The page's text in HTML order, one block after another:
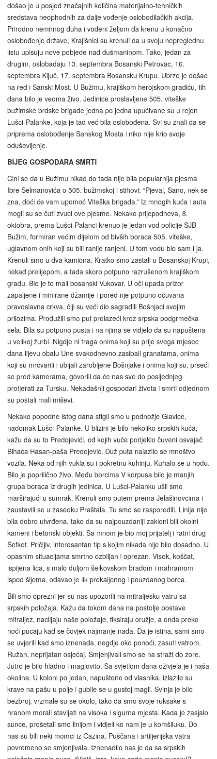
došao je u posjed značajnih količina materijalno-tehničkih
sredstava neophodnih za dalje vođenje oslobodilačkih akcija.
Prirodno nemirnog duha i vođeni željom da krenu u konačno
oslobođenje države, Krajišnici su krenuli da u svoju nepreglednu
listu upisuju nove pobjede nad dušmaninom. Tako, jedan za
drugim, oslobađaju 13. septembra Bosanski Petrovac, 16.
septembra Ključ, 17. septembra Bosansku Krupu. Ubrzo je došao
na red i Sanski Most. U Bužimu, krajiškom herojskom gradiću, tih
dana bilo je veoma živo. Jedinice proslavljene 505. viteške
bužimske brdske brigade jedna po jedna upućivane su u rejon
Lušci-Palanke, koja je tad već bila oslobođena. Svi su znali da se
priprema oslobođenje Sanskog Mosta i niko nije krio svoje
oduševljenje.
BIJEG GOSPODARA SMRTI
Čini se da u Bužimu nikad do tada nije bila popularnija pjesma
Ibre Selmanovića o 505. bužimskoj i stihovi: “Pjevaj, Sano, nek se
zna, doći će vam upomoć Viteška brigada.” Iz mnogih kuća i auta
mogli su se čuti zvuci ove pjesme. Nekako prijepodneva, 8.
oktobra, prema Lušci‑Palanci krenuo je jedan vod policije SJB
Bužim, formiran većim dijelom od bivših boraca 505. viteške,
uglavnom onih koji su bili ranije ranjeni. U tom vodu bio sam i ja.
Krenuli smo u dva kamiona. Kratko smo zastali u Bosanskoj Krupi,
nekad prelijepom, a tada skoro potpuno razrušenom krajiškom
gradu. Bio je to mali bosanski Vukovar. U oči upada prizor
zapaljene i minirane džamije i pored nje potpuno očuvana
pravoslavna crkva, čiji su veći dio sagradili Bošnjaci svojim
prilozima. Produžili smo put prolazeći kroz srpska podgrmečka
sela. Bila su potpuno pusta i na njima se vidjelo da su napuštena
u velikoj žurbi. Nigdje ni traga onima koji su prije svega mjesec
dana lijevu obalu Une svakodnevno zasipali granatama, onima
koji su mrcvarili i ubijali zarobljene Bošnjake i onima koji su, prseći
se pred kamerama, govorili da će nas sve do posljednjeg
protjerati za Tursku. Nekadašnji gospodari života i smrti odjednom
su postali mali miševi.
Nekako popodne istog dana stigli smo u podnožje Glavice,
nadomak Lušci-Palanke. U blizini je bilo nekoliko srpskih kuća,
kažu da su to Predojevići, od kojih vuče porijeklo čuveni osvajač
Bihaća Hasan-paša Predojević. Duž puta nalazilo se mnoštvo
vozila. Neka od njih vukla su i pokretnu kuhinju. Kuhalo se u hodu.
Bilo je poprilično živo. Među borcima V korpusa bilo je manjih
grupa boraca iz drugih jedinica. U Lušci-Palanku ušli smo
marširajući u sumrak. Krenuli smo putem prema Jelašinovcima i
zaustavili se u zaseoku Praštala. Tu smo se rasporedili. Linija nije
bila dobro utvrđena, tako da su najpouzdaniji zakloni bili okolni
kameni i betonski objekti. Sa mnom je bio moj prijatelj i ratni drug
Šefket. Pričljiv, interesantan tip s kojim nikada nije bilo dosadno. U
opasnim situacijama smrtno ozbiljan i oprezan. Visok, koščat,
ispijena lica, s malo duljom šeikovskom bradom i mahramom
ispod šljema, odavao je lik prekaljenog i pouzdanog borca.
Bili smo oprezni jer su nas upozorili na mitraljesku vatru sa
srpskih položaja. Kažu da tokom dana na postolje postave
mitraljez, naciljaju naše položaje, fiksiraju oružje, a onda preko
noći pucaju kad se čovjek najmanje nada. Da je istina, sami smo
se uvjerili kad smo iznenada, negdje oko ponoći, zasuti vatrom.
Ružan, neprijatan osjećaj. Smjenjivali smo se na straži do zore.
Jutro je bilo hladno i maglovito. Sa svjetlom dana oživjela je i naša
okolina. U koloni po jedan, napuštene od vlasnika, izlazile su
krave na pašu u polje i gubile se u gustoj magli. Svinja je bilo
bezbroj, vrzmale su se okolo, tako da smo svoje ruksake s
hranom morali stavljati na visoka i sigurna mjesta. Kada je zasjalo
sunce, prošetali smo linijom i vidjeli ko nam je u komšiluku. Do
nas su bili neki momci iz Cazina. Puščana i artiljerijska vatra
povremeno se smjenjivala. Iznenadilo nas je da sa srpskih